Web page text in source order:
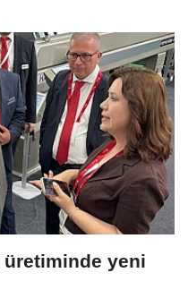
üretiminde yeni